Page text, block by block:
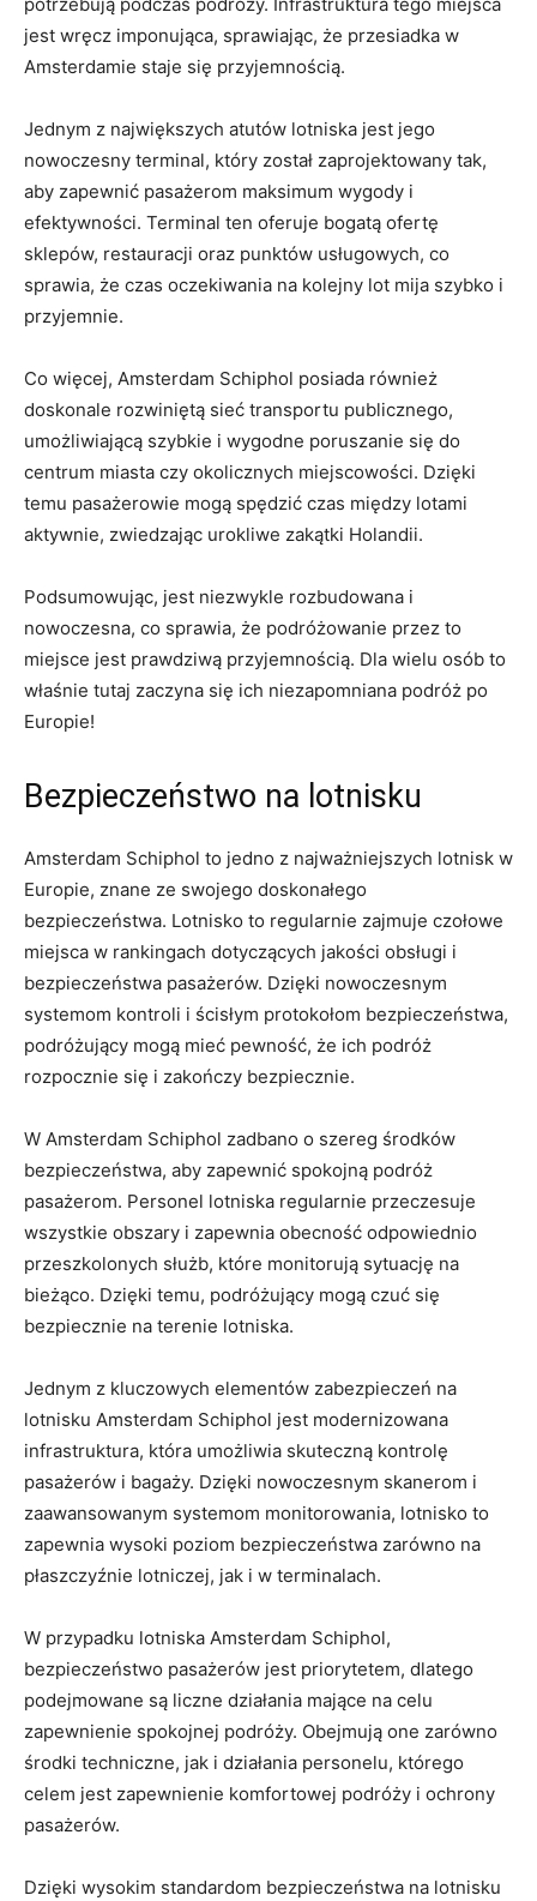
‍potrzebują podczas podróży. Infrastruktura tego miejsca
jest wręcz ​imponująca, sprawiając, że przesiadka ⁣w
Amsterdamie staje się przyjemnością.
Jednym z największych atutów lotniska jest⁢ jego
nowoczesny‌ terminal, ⁢który został zaprojektowany⁣ tak,
aby⁤ zapewnić pasażerom maksimum wygody i
efektywności. Terminal ten oferuje bogatą ofertę
sklepów, restauracji oraz punktów usługowych, co
sprawia, że czas oczekiwania na kolejny lot mija szybko i
przyjemnie.
Co więcej, Amsterdam Schiphol posiada również
doskonale rozwiniętą sieć ⁢transportu publicznego, ​
umożliwiającą szybkie i wygodne poruszanie się do
centrum miasta czy okolicznych ​miejscowości.⁣ Dzięki
temu pasażerowie mogą spędzić⁣ czas między ⁣lotami
⁣aktywnie,⁣ zwiedzając ​urokliwe zakątki Holandii.
Podsumowując, jest niezwykle rozbudowana i
nowoczesna, co sprawia, że podróżowanie​ przez to
miejsce‌ jest prawdziwą przyjemnością. ⁣Dla⁢ wielu osób to
właśnie tutaj zaczyna⁢ się​ ich niezapomniana podróż⁤ po
Europie!
Bezpieczeństwo na lotnisku
Amsterdam ⁣Schiphol to jedno z najważniejszych lotnisk w
Europie, znane‌ ze swojego doskonałego
bezpieczeństwa. Lotnisko to regularnie zajmuje czołowe
miejsca ⁢w‍ rankingach dotyczących jakości obsługi i
⁢bezpieczeństwa pasażerów. Dzięki nowoczesnym
systemom kontroli i ścisłym‌ protokołom bezpieczeństwa,
podróżujący mogą‍ mieć pewność, że ich podróż
rozpocznie⁤ się​ i zakończy bezpiecznie.
W Amsterdam Schiphol zadbano o⁤ szereg środków
⁣bezpieczeństwa, aby zapewnić spokojną podróż
pasażerom. Personel‌ lotniska regularnie przeczesuje
wszystkie obszary i zapewnia obecność‌ odpowiednio
przeszkolonych służb, które ​monitorują⁤ sytuację ‍na
bieżąco. Dzięki temu, podróżujący mogą ⁢czuć się
bezpiecznie​ na terenie lotniska.
Jednym z kluczowych elementów zabezpieczeń na ​
lotnisku Amsterdam Schiphol jest modernizowana
infrastruktura, która ⁤umożliwia skuteczną ⁣kontrolę
pasażerów i‍ bagaży. Dzięki nowoczesnym skanerom i
zaawansowanym systemom monitorowania, lotnisko to
zapewnia wysoki poziom bezpieczeństwa zarówno na ​
płaszczyźnie lotniczej, jak i w terminalach.
W przypadku lotniska Amsterdam Schiphol,
bezpieczeństwo pasażerów jest priorytetem, dlatego⁢
podejmowane są liczne ‌działania mające na celu ​
zapewnienie spokojnej podróży. Obejmują one zarówno
środki techniczne, jak i działania personelu, którego
celem‌ jest zapewnienie ⁢komfortowej podróży ⁤i ochrony
pasażerów.
Dzięki wysokim standardom bezpieczeństwa ​na ​lotnisku